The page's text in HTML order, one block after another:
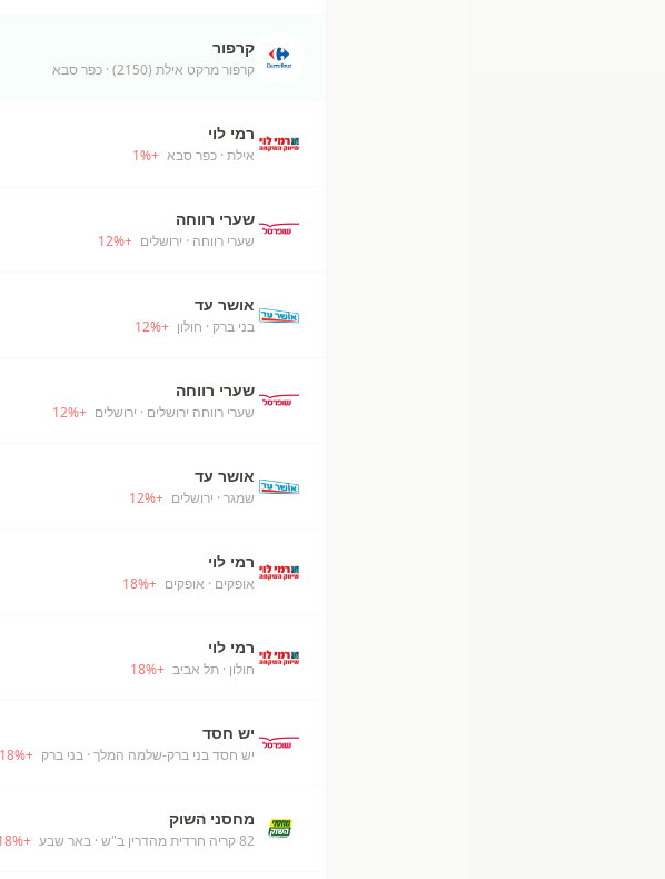
קרפור
קרפור מרקט אילת (2150) · כפר סבא
רמי לוי
אילת · כפר סבא +
1%
שערי רווחה
שערי רווחה · ירושלים +
12%
אושר עד
בני ברק · חולון +
12%
שערי רווחה
שערי רווחה ירושלים · ירושלים +
12%
אושר עד
שמגר · ירושלים +
12%
רמי לוי
אופקים · אופקים +
18%
רמי לוי
חולון · תל אביב +
18%
יש חסד
יש חסד בני ברק-שלמה המלך · בני ברק +
18%
מחסני השוק
82 קריה חרדית מהדרין ב"ש · באר שבע +
%